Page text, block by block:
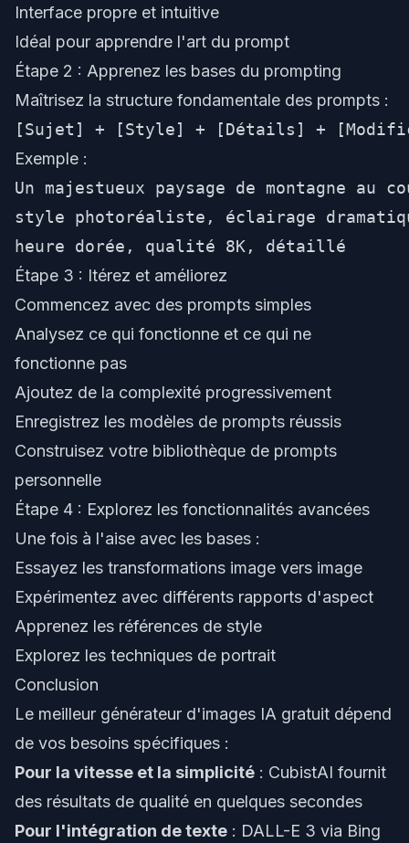
Interface propre et intuitive
Idéal pour apprendre l'art du prompt
Étape 2 : Apprenez les bases du prompting
Maîtrisez la structure fondamentale des prompts :
Exemple :
Un majestueux paysage de montagne au
style photoréaliste, éclairage
Étape 3 : Itérez et améliorez
Commencez avec des prompts simples
Analysez ce qui fonctionne et ce qui ne
fonctionne pas
Ajoutez de la complexité progressivement
Enregistrez les modèles de prompts réussis
Construisez votre bibliothèque de prompts
personnelle
Étape 4 : Explorez les fonctionnalités avancées
Une fois à l'aise avec les bases :
Essayez les transformations image vers image
Expérimentez avec différents rapports d'aspect
Apprenez les références de style
Explorez les techniques de portrait
Conclusion
Le meilleur générateur d'images IA gratuit dépend
de vos besoins spécifiques :
Pour la vitesse et la simplicité : CubistAI fournit
des résultats de qualité en quelques secondes
Pour l'intégration de texte : DALL-E 3 via Bing